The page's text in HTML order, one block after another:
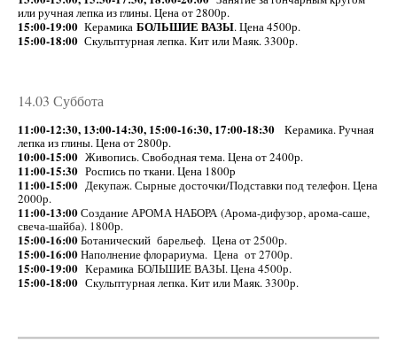
или ручная лепка из глины. Цена от 2800р.
15:00-19:00 Керамика БОЛЬШИЕ ВАЗЫ. Цена 4500р.
15:00-18:00 Скульптурная лепка. Кит или Маяк. 3300р.
14.03 Суббота
11:00-12:30, 13:00-14:30, 15:00-16:30, 17:00-18:30 Керамика. Ручная
лепка из глины. Цена от 2800р.
10:00-15:00 Живопись. Свободная тема. Цена от 2400р.
11:00-15:30 Роспись по ткани. Цена 1800р
11:00-15:00 Декупаж. Сырные досточки/Подставки под телефон. Цена
2000р.
11:00-13:00Создание АРОМА НАБОРА (Арома-дифузор, арома-саше,
свеча-шайба). 1800р.
15:00-16:00Ботанический барельеф. Цена от 2500р.
15:00-16:00Наполнение флорариума. Цена от 2700р.
15:00-19:00 Керамика БОЛЬШИЕ ВАЗЫ. Цена 4500р.
15:00-18:00 Скульптурная лепка. Кит или Маяк. 3300р.